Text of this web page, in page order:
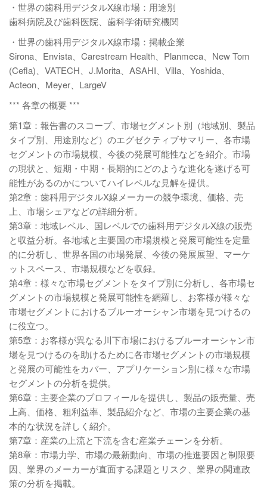
・世界の歯科用デジタルX線市場：用途別
歯科病院及び歯科医院、歯科学術研究機関
・世界の歯科用デジタルX線市場：掲載企業
Sirona、Envista、Carestream Health、Planmeca、New Tom
(Cefla)、VATECH、J.Morita、ASAHI、Villa、Yoshida、
Acteon、Meyer、LargeV
*** 各章の概要 ***
第1章：報告書のスコープ、市場セグメント別（地域別、製品
タイプ別、用途別など）のエグゼクティブサマリー、各市場
セグメントの市場規模、今後の発展可能性などを紹介。市場
の現状と、短期・中期・長期的にどのような進化を遂げる可
能性があるのかについてハイレベルな見解を提供。
第2章：歯科用デジタルX線メーカーの競争環境、価格、売
上、市場シェアなどの詳細分析。
第3章：地域レベル、国レベルでの歯科用デジタルX線の販売
と収益分析。各地域と主要国の市場規模と発展可能性を定量
的に分析し、世界各国の市場発展、今後の発展展望、マーケ
ットスペース、市場規模などを収録。
第4章：様々な市場セグメントをタイプ別に分析し、各市場セ
グメントの市場規模と発展可能性を網羅し、お客様が様々な
市場セグメントにおけるブルーオーシャン市場を見つけるの
に役立つ。
第5章：お客様が異なる川下市場におけるブルーオーシャン市
場を見つけるのを助けるために各市場セグメントの市場規模
と発展の可能性をカバー、アプリケーション別に様々な市場
セグメントの分析を提供。
第6章：主要企業のプロフィールを提供し、製品の販売量、売
上高、価格、粗利益率、製品紹介など、市場の主要企業の基
本的な状況を詳しく紹介。
第7章：産業の上流と下流を含む産業チェーンを分析。
第8章：市場力学、市場の最新動向、市場の推進要因と制限要
因、業界のメーカーが直面する課題とリスク、業界の関連政
策の分析を掲載。